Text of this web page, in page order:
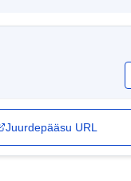
Juurdepääsu URL